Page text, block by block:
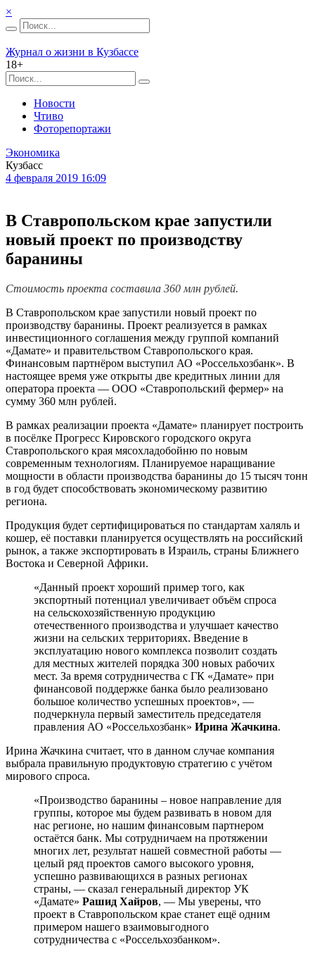
×
Журнал о жизни в Кузбассе
18+
Новости
Чтиво
Фоторепортажи
Экономика
Кузбасс
4 февраля 2019 16:09
В Ставропольском крае запустили
новый проект по производству
баранины
Стоимость проекта составила 360 млн рублей.
В Ставропольском крае запустили новый проект по
производству баранины. Проект реализуется в рамках
инвестиционного соглашения между группой компаний
«Дамате» и правительством Ставропольского края.
Финансовым партнёром выступил АО «Россельхозбанк». В
настоящее время уже открыты две кредитных линии для
оператора проекта — ООО «Ставропольский фермер» на
сумму 360 млн рублей.
В рамках реализации проекта «Дамате» планирует построить
в посёлке Прогресс Кировского городского округа
Ставропольского края мясохладобойню по новым
современным технологиям. Планируемое наращивание
мощности в области производства баранины до 15 тысяч тонн
в год будет способствовать экономическому развитию
региона.
Продукция будет сертифицироваться по стандартам халяль и
кошер, её поставки планируется осуществлять на российский
рынок, а также экспортировать в Израиль, страны Ближнего
Востока и Северной Африки.
«Данный проект хороший пример того, как
экспортный потенциал увеличивает объём спроса
на сельскохозяйственную продукцию
отечественного производства и улучшает качество
жизни на сельских территориях. Введение в
эксплуатацию нового комплекса позволит создать
для местных жителей порядка 300 новых рабочих
мест. За время сотрудничества с ГК «Дамате» при
финансовой поддержке банка было реализовано
большое количество успешных проектов», —
подчеркнула первый заместитель председателя
правления АО «Россельхозбанк» Ирина Жачкина.
Ирина Жачкина считает, что в данном случае компания
выбрала правильную продуктовую стратегию с учётом
мирового спроса.
«Производство баранины – новое направление для
группы, которое мы будем развивать в новом для
нас регионе, но нашим финансовым партнером
остаётся банк. Мы сотрудничаем на протяжении
многих лет, результат нашей совместной работы —
целый ряд проектов самого высокого уровня,
успешно развивающихся в разных регионах
страны, — сказал генеральный директор УК
«Дамате» Рашид Хайров, — Мы уверены, что
проект в Ставропольском крае станет ещё одним
примером нашего взаимовыгодного
сотрудничества с «Россельхозбанком».